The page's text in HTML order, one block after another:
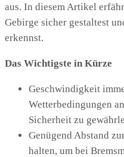
aus. In diesem Artikel
Gebirge sicher gestaltest
erkennst.
Das Wichtigste in Kürze
Geschwindigkeit
Wetterbedingungen
Sicherheit zu
Genügend Abstand
halten, um bei